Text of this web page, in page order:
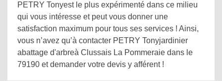
PETRY Tonyest le plus expérimenté dans ce milieu
qui vous intéresse et peut vous donner une
satisfaction maximum pour tous ses services ! Ainsi,
vous n’avez qu’à contacter PETRY Tonyjardinier
abattage d'arbreà Clussais La Pommeraie dans le
79190 et demander votre devis y afférent !